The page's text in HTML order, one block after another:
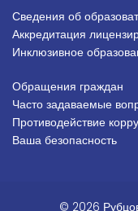
Сведения об
Аккредитация
Инклюзивное
Подвал_право
Обращения граждан
Часто задаваемые
Противодействие
Ваша безопасность
© 2026